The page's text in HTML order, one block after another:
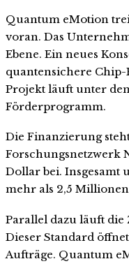
Quantum eMotion
voran. Das
Ebene. Ein neues
quantensichere
Projekt läuft unter
Förderprogramm.
Die Finanzierung
Forschungsnetzwerk
Dollar bei. Insgesamt
mehr als 2,5
Parallel dazu läuft die
Dieser Standard
Aufträge. Quantum